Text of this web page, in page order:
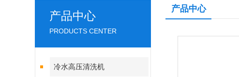
产品中心
PRODUCTS CENTER
冷水高压清洗机
产品中心